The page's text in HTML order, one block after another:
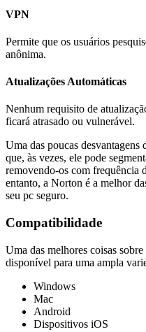
VPN
Permite que os usuários
anônima.
Atualizações Automáticas
Nenhum requisito de
ficará atrasado ou vulnerável.
Uma das poucas
que, às vezes, ele pode
removendo-os com frequência
entanto, a Norton é a melhor
seu pc seguro.
Compatibilidade
Uma das melhores coisas
disponível para uma ampla
Windows
Mac
Android
Dispositivos iOS